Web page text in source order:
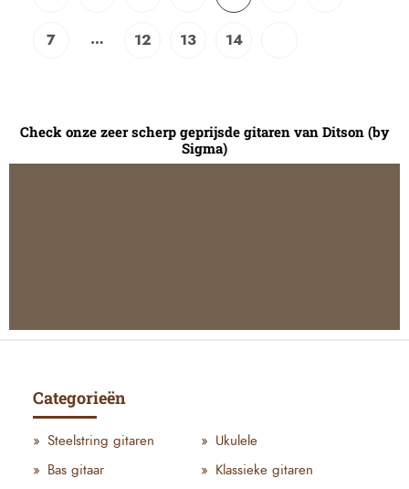
7 … 12 13 14
Check onze zeer scherp geprijsde gitaren van Ditson (by
Sigma)
Categorieën
Steelstring gitaren
Ukulele
Bas gitaar
Klassieke gitaren